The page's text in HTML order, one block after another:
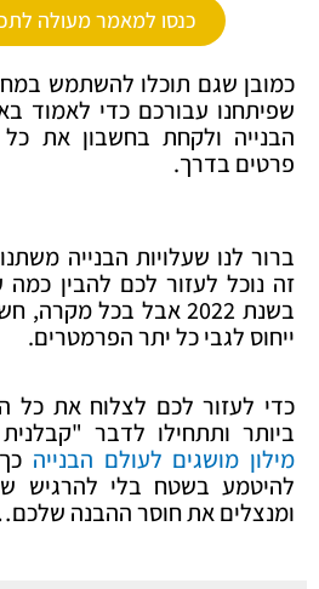
כנסו למאמר מעולה
כמובן שגם תוכלו להשתמש
שפיתחנו עבורכם כדי לאמוד
הבנייה ולקחת בחשבון את
פרטים בדרך.
ברור לנו שעלויות הבנייה
זה נוכל לעזור לכם להבין
בשנת 2022 אבל בכל
ייחוס לגבי כל יתר הפרמטרים.
כדי לעזור לכם לצלוח את כל
ביותר ותתחילו לדבר
מילון מושגים לעולם הבנייה
להיטמע בשטח בלי להרגיש
ומנצלים את חוסר ההבנה